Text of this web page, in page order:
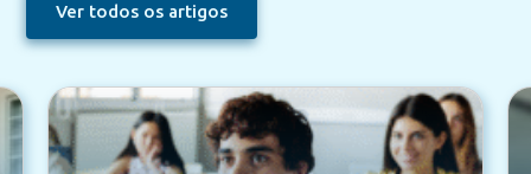
Ver todos os artigos